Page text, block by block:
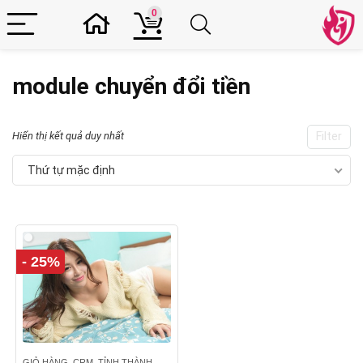
0
module chuyển đổi tiền
Filter
Hiển thị kết quả duy nhất
Thứ tự mặc định
- 25%